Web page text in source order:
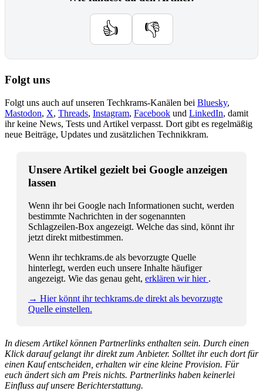
👍 👎
Folgt uns
Folgt uns auch auf unseren Techkrams-Kanälen bei Bluesky,
Mastodon, X, Threads, Instagram, Facebook und LinkedIn, damit
ihr keine News, Tests und Artikel verpasst. Dort gibt es regelmäßig
neue Beiträge, Updates und zusätzlichen Technikkram.
Unsere Artikel gezielt bei Google anzeigen
lassen
Wenn ihr bei Google nach Informationen sucht, werden
bestimmte Nachrichten in der sogenannten
Schlagzeilen-Box angezeigt. Welche das sind, könnt ihr
jetzt direkt mitbestimmen.
Wenn ihr techkrams.de als bevorzugte Quelle
hinterlegt, werden euch unsere Inhalte häufiger
angezeigt. Wie das genau geht, erklären wir hier .
→ Hier könnt ihr techkrams.de direkt als bevorzugte
Quelle einstellen.
In diesem Artikel können Partnerlinks enthalten sein. Durch einen
Klick darauf gelangt ihr direkt zum Anbieter. Solltet ihr euch dort für
einen Kauf entscheiden, erhalten wir eine kleine Provision. Für
euch ändert sich am Preis nichts. Partnerlinks haben keinerlei
Einfluss auf unsere Berichterstattung.